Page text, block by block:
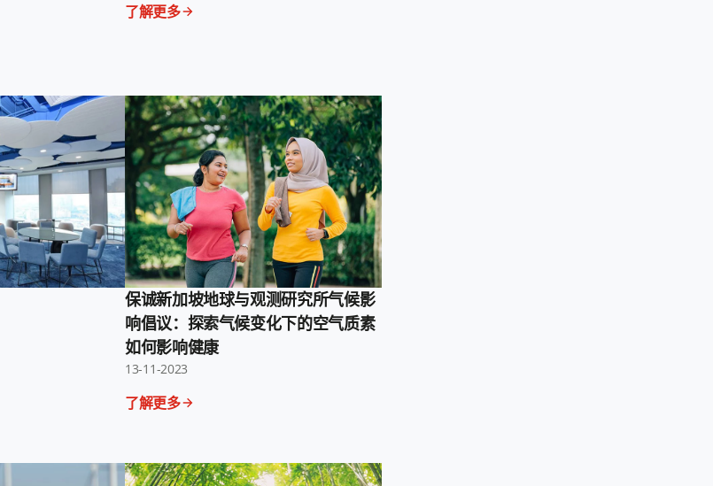
了解更多
保诚新加坡地球与观测研究所气候影
响倡议：探索气候变化下的空气质素
如何影响健康
13-11-2023
了解更多